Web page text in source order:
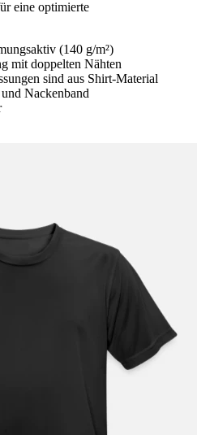
eine optimierte
(140 g/m²)
mit doppelten Nähten
sind aus Shirt-Material
Nackenband